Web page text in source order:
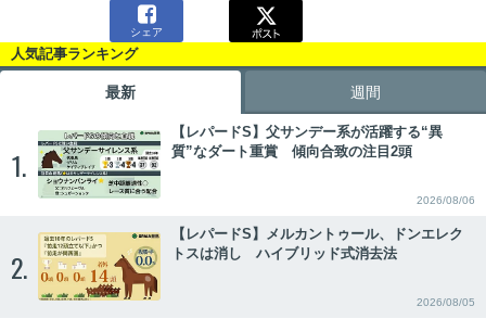

シェア
人気記事ランキング
最新 週間
1.
【レパードS】父サンデー系が活躍する“異
質”なダート重賞 傾向合致の注目2頭
2026/08/06
2.
【レパードS】メルカントゥール、ドンエレク
トスは消し ハイブリッド式消去法
2026/08/05